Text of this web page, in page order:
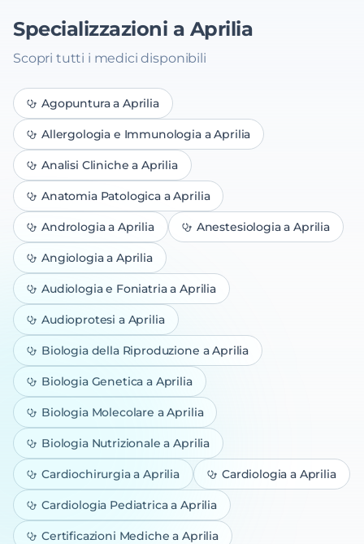
Specializzazioni a Aprilia
Scopri tutti i medici disponibili
Agopunturaa Aprilia
Allergologia e Immunologiaa Aprilia
Analisi Cliniche a Aprilia
Anatomia Patologicaa Aprilia
Andrologiaa Aprilia Anestesiologiaa Aprilia
Angiologiaa Aprilia
Audiologia e Foniatriaa Aprilia
Audioprotesi a Aprilia
Biologia della Riproduzione a Aprilia
Biologia Genetica a Aprilia
Biologia Molecolare a Aprilia
Biologia Nutrizionale a Aprilia
Cardiochirurgiaa Aprilia Cardiologia a Aprilia
Cardiologia Pediatricaa Aprilia
Certificazioni Mediche a Aprilia